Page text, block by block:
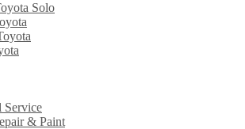
Solo
Service
& Paint